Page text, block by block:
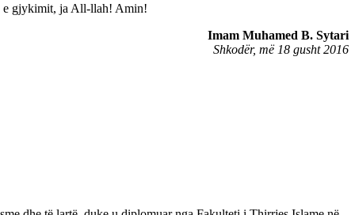
e gjykimit, ja All-llah! Amin!
Imam Muhamed B. Sytari
Shkodër, më 18 gusht 2016